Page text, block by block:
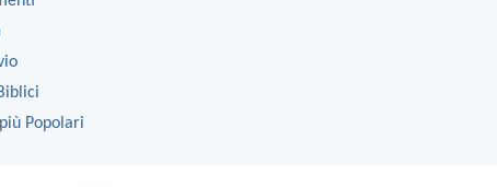
Popolari